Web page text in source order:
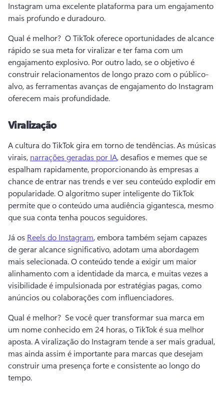
Instagram uma excelente plataforma para um engajamento
mais profundo e duradouro.
Qual é melhor? O TikTok oferece oportunidades de alcance
rápido se sua meta for viralizar e ter fama com um
engajamento explosivo. Por outro lado, se o objetivo é
construir relacionamentos de longo prazo com o público-
alvo, as ferramentas avanças de engajamento do Instagram
oferecem mais profundidade.
Viralização
A cultura do TikTok gira em torno de tendências. As músicas
virais, narrações geradas por IA, desafios e memes que se
espalham rapidamente, proporcionando às empresas a
chance de entrar nas trends e ver seu conteúdo explodir em
popularidade. O algoritmo super inteligente do TikTok
permite que o conteúdo uma audiência gigantesca, mesmo
que sua conta tenha poucos seguidores.
Já os Reels do Instagram, embora também sejam capazes
de gerar alcance significativo, adotam uma abordagem
mais selecionada. O conteúdo tende a exigir um maior
alinhamento com a identidade da marca, e muitas vezes a
visibilidade é impulsionada por estratégias pagas, como
anúncios ou colaborações com influenciadores.
Qual é melhor? Se você quer transformar sua marca em
um nome conhecido em 24 horas, o TikTok é sua melhor
aposta. A viralização do Instagram tende a ser mais gradual,
mas ainda assim é importante para marcas que desejam
construir uma presença forte e consistente ao longo do
tempo.